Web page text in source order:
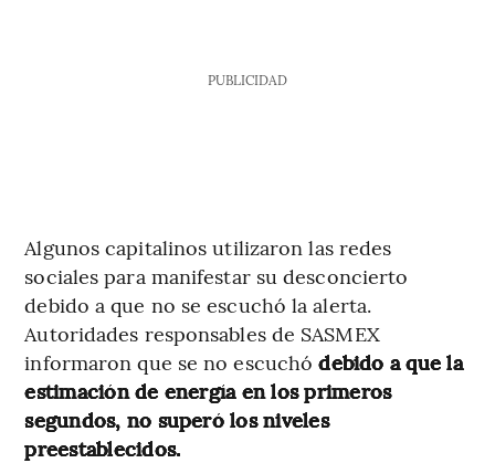
PUBLICIDAD
Algunos capitalinos utilizaron las redes
sociales para manifestar su desconcierto
debido a que no se escuchó la alerta.
Autoridades responsables de SASMEX
informaron que se no escuchódebido a que la
estimación de energía en los primeros
segundos, no superó los niveles
preestablecidos.